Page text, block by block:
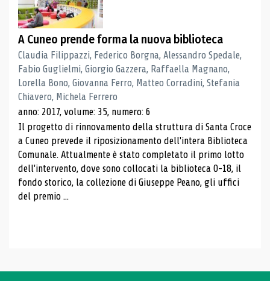
A Cuneo prende forma la nuova biblioteca
Claudia Filippazzi, Federico Borgna, Alessandro Spedale,
Fabio Guglielmi, Giorgio Gazzera, Raffaella Magnano,
Lorella Bono, Giovanna Ferro, Matteo Corradini, Stefania
Chiavero, Michela Ferrero
anno: 2017, volume: 35, numero: 6
Il progetto di rinnovamento della struttura di Santa Croce
a Cuneo prevede il riposizionamento dell'intera Biblioteca
Comunale. Attualmente è stato completato il primo lotto
dell'intervento, dove sono collocati la biblioteca 0-18, il
fondo storico, la collezione di Giuseppe Peano, gli uffici
del premio ...